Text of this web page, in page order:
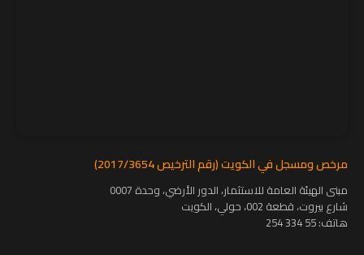
مرخص ومسجل في الكويت (رقم الترخيص 2017/3654)
مبنى الهيئة العامة للاستثمار، الدور الأرضي، وحدة 0007
شارع بيروت، قطعة 002، حولي، الكويت
هاتف:55 334 254